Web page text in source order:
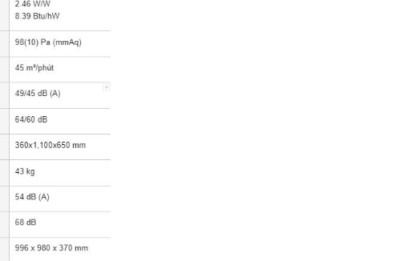
ngữ còn khá mới mẻ trong quyết định chọn mua sản phẩm máy điều hòa
tế phát triển, kỹ thuật lắp đặt được nâng cao, nhu cầu về thẩm mỹ càng được
lựa chọn tối ưu nhất cho công trình của Bạn.
S-43PF2H5-8